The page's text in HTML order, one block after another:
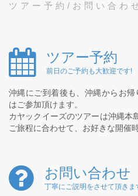
ツアー予約/お問い合わ
ツアー予約
前日のご予約も大歓迎です!
沖縄にご到着後も、沖縄からお
はご参加頂けます。
カヤックイーズのツアーは沖縄本
ご旅程に合わせて、お好きな開催
お問い合わせ
丁寧にご説明をさせて頂きま